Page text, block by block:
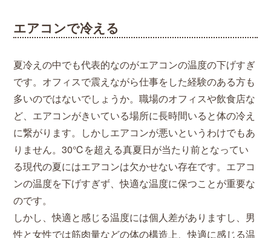
エアコンで冷える
夏冷えの中でも代表的なのがエアコンの温度の下げすぎ
です。オフィスで震えながら仕事をした経験のある方も
多いのではないでしょうか。職場のオフィスや飲食店な
ど、エアコンがきいている場所に長時間いると体の冷え
に繋がります。しかしエアコンが悪いというわけでもあ
りません。30℃を超える真夏日が当たり前となってい
る現代の夏にはエアコンは欠かせない存在です。エアコ
ンの温度を下げすぎず、快適な温度に保つことが重要な
のです。
しかし、快適と感じる温度には個人差がありますし、男
性と女性では筋肉量などの体の構造上、快適に感じる温